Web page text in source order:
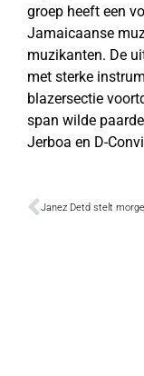
groep heeft een
Jamaicaanse
muzikanten. De
met sterke
blazersectie
span wilde
Jerboa en D-